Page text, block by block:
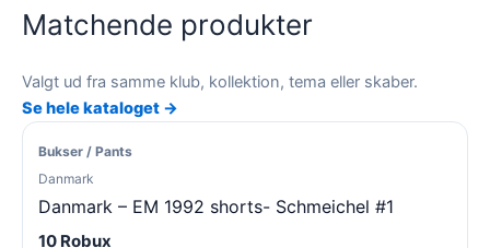
Matchende produkter
Valgt ud fra samme klub, kollektion, tema eller skaber.
Se hele kataloget →
Bukser / Pants
Danmark
Danmark – EM 1992 shorts- Schmeichel #1
10 Robux